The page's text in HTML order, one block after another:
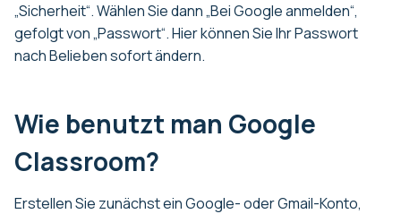
„Sicherheit“. Wählen Sie dann „Bei Google anmelden“,
gefolgt von „Passwort“. Hier können Sie Ihr Passwort
nach Belieben sofort ändern.
Wie benutzt man Google
Classroom?
Erstellen Sie zunächst ein Google- oder Gmail-Konto,